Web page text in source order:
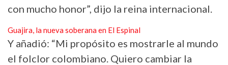
con mucho honor”, dijo la reina internacional.
Guajira, la nueva soberana en El Espinal
Y añadió: “Mi propósito es mostrarle al mundo
el folclor colombiano. Quiero cambiar la